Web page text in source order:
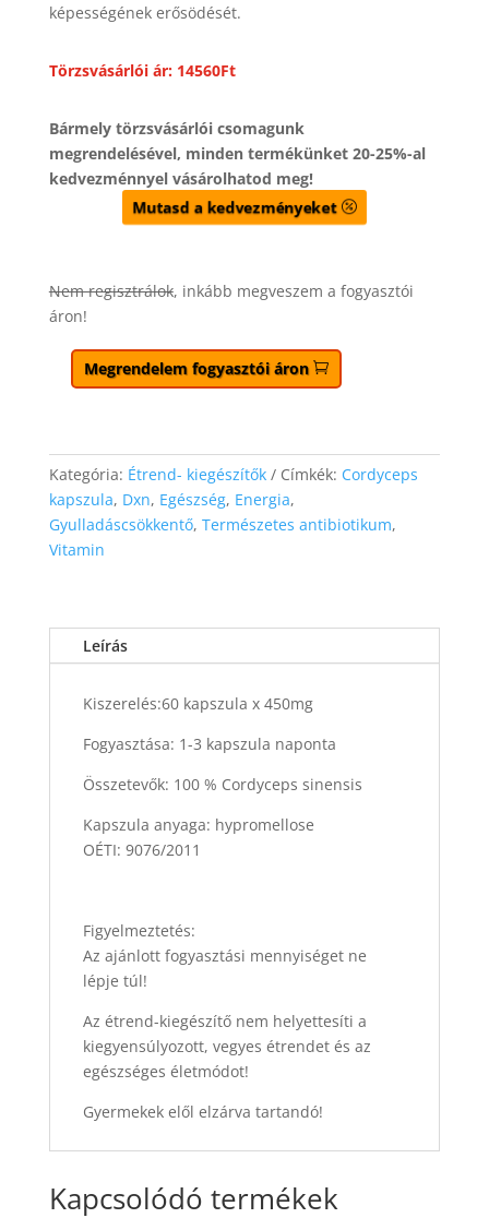
képességének erősödését.
Törzsvásárlói ár: 14560Ft
Bármely törzsvásárlói csomagunk
megrendelésével, minden termékünket 20-25%-al
kedvezménnyel vásárolhatod meg!
Mutasd a kedvezményeket
Nem regisztrálok, inkább megveszem a fogyasztói
áron!
Megrendelem fogyasztói áron
Kategória: Étrend- kiegészítők Címkék: Cordyceps
kapszula, Dxn, Egészség, Energia,
Gyulladáscsökkentő, Természetes antibiotikum,
Vitamin
Leírás
Kiszerelés:60 kapszula x 450mg
Fogyasztása: 1-3 kapszula naponta
Összetevők: 100 % Cordyceps sinensis
Kapszula anyaga: hypromellose
OÉTI: 9076/2011
Figyelmeztetés:
Az ajánlott fogyasztási mennyiséget ne
lépje túl!
Az étrend-kiegészítő nem helyettesíti a
kiegyensúlyozott, vegyes étrendet és az
egészséges életmódot!
Gyermekek elől elzárva tartandó!
Kapcsolódó termékek